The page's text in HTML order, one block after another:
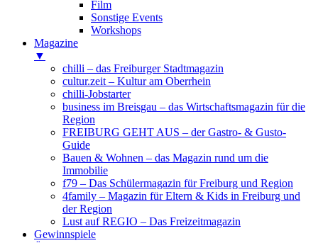
Film
Sonstige Events
Workshops
Magazine
▼
chilli – das Freiburger Stadtmagazin
cultur.zeit – Kultur am Oberrhein
chilli-Jobstarter
business im Breisgau – das Wirtschaftsmagazin für die
Region
FREIBURG GEHT AUS – der Gastro- & Gusto-
Guide
Bauen & Wohnen – das Magazin rund um die
Immobilie
f79 – Das Schülermagazin für Freiburg und Region
4family – Magazin für Eltern & Kids in Freiburg und
der Region
Lust auf REGIO – Das Freizeitmagazin
Gewinnspiele